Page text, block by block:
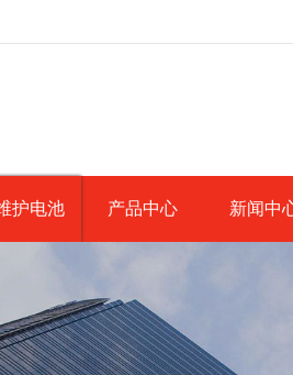
护电池 产品中心 新闻中